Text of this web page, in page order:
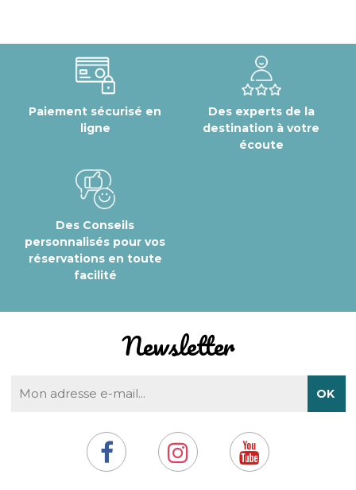
Paiement sécurisé en
ligne
Des experts de la
destination à votre
écoute
Des Conseils
personnalisés pour vos
réservations en toute
facilité
Newsletter